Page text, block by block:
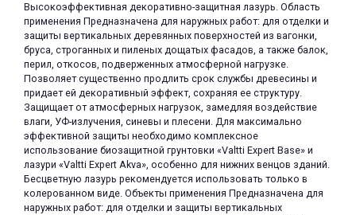
Высокоэффективная декоративно-защитная лазурь. Область
применения Предназначена для наружных работ: для отделки и
защиты вертикальных деревянных поверхностей из вагонки,
бруса, строганных и пиленых дощатых фасадов, а также балок,
перил, откосов, подверженных атмосферной нагрузке.
Позволяет существенно продлить срок службы древесины и
придает ей декоративный эффект, сохраняя ее структуру.
Защищает от атмосферных нагрузок, замедляя воздействие
влаги, УФ-излучения, синевы и плесени. Для максимально
эффективной защиты необходимо комплексное
использование биозащитной грунтовки «Valtti Expert Base» и
лазури «Valtti Expert Akva», особенно для нижних венцов зданий.
Бесцветную лазурь рекомендуется использовать только в
колерованном виде. Объекты применения Предназначена для
наружных работ: для отделки и защиты вертикальных
раз в 2 недели